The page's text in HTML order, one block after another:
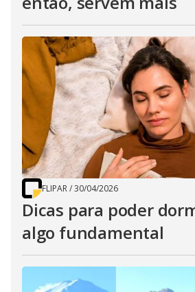
FLIPAR/30/04/2026
Dicas para poder
algo fundamental